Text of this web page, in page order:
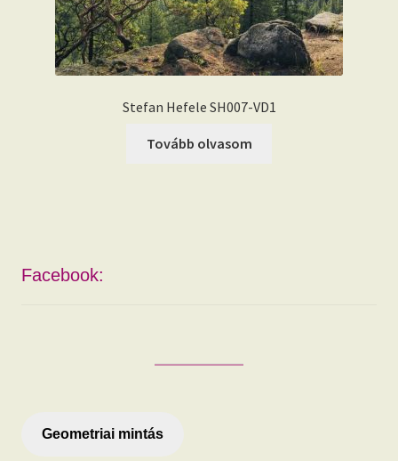
Stefan Hefele SH007-VD1
Tovább olvasom
Facebook:
Geometriai mintás